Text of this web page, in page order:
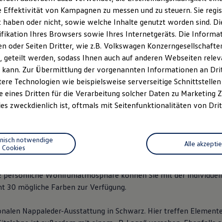
2
Mitfahrer auf stylischen Top-Sportsitzen Platz, die den
Multifunktions-Sportlederlenkrad optimiert für eine noch
und besitzt im Vergleich zum
Serienmodell
um 50 % erhöht. Visuell überzeugt es mit einer
„ArtVelours“. Für einen athletischen Look im
Fußmatten mit „R“-Logo sowie Pedalkappen, eine
persönliche Wohlfühlatmosphäre können Sie mit der
30 mögliche Farben zur Verfügung.
Nappaleder-Ausstattung in Schwarz. Hier treffen
Effektivität von Kampagnen zu messen und zu steuern. Sie
haben oder nicht, sowie welche Inhalte genutzt worden sind.
Ihres Browsers sowie Ihres Internetgeräts. Die
oder Seiten Dritter, wie z.B. Volkswagen
geteilt werden, sodass Ihnen auch auf anderen Webseiten
kann. Zur Übermittlung der vorgenannten Informationen an
Technologien wie beispielsweise serverseitige
eines Dritten für die Verarbeitung solcher Daten zu Marketing
zweckdienlich ist, oftmals mit Seitenfunktionalitäten von
Alle
notwendige
Cookies